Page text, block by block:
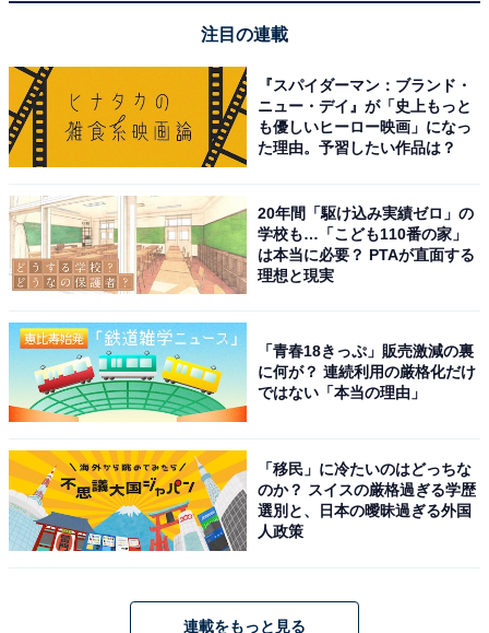
「八角香る 香港式叉焼（チャーシュー）」を使ったおす
すめレシピのトップバッターは、チャーハンです。タレ
ごと使うと、香辛料の効いた深みのある味のチャーハン
に仕上がります。
注目の連載
『スパイダーマン：ブランド・
ニュー・デイ』が「史上もっと
も優しいヒーロー映画」になっ
た理由。予習したい作品は？
20年間「駆け込み実績ゼロ」の
学校も…「こども110番の家」
は本当に必要？ PTAが直面する
理想と現実
「青春18きっぷ」販売激減の裏
に何が？ 連続利用の厳格化だけ
ではない「本当の理由」
「移民」に冷たいのはどっちな
のか？ スイスの厳格過ぎる学歴
選別と、日本の曖昧過ぎる外国
人政策
連載をもっと見る